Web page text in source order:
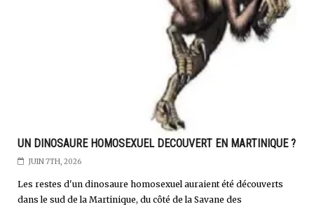
UN DINOSAURE HOMOSEXUEL DECOUVERT EN MARTINIQUE ?
JUIN 7TH, 2026
Les restes d'un dinosaure homosexuel auraient été découverts
dans le sud de la Martinique, du côté de la Savane des